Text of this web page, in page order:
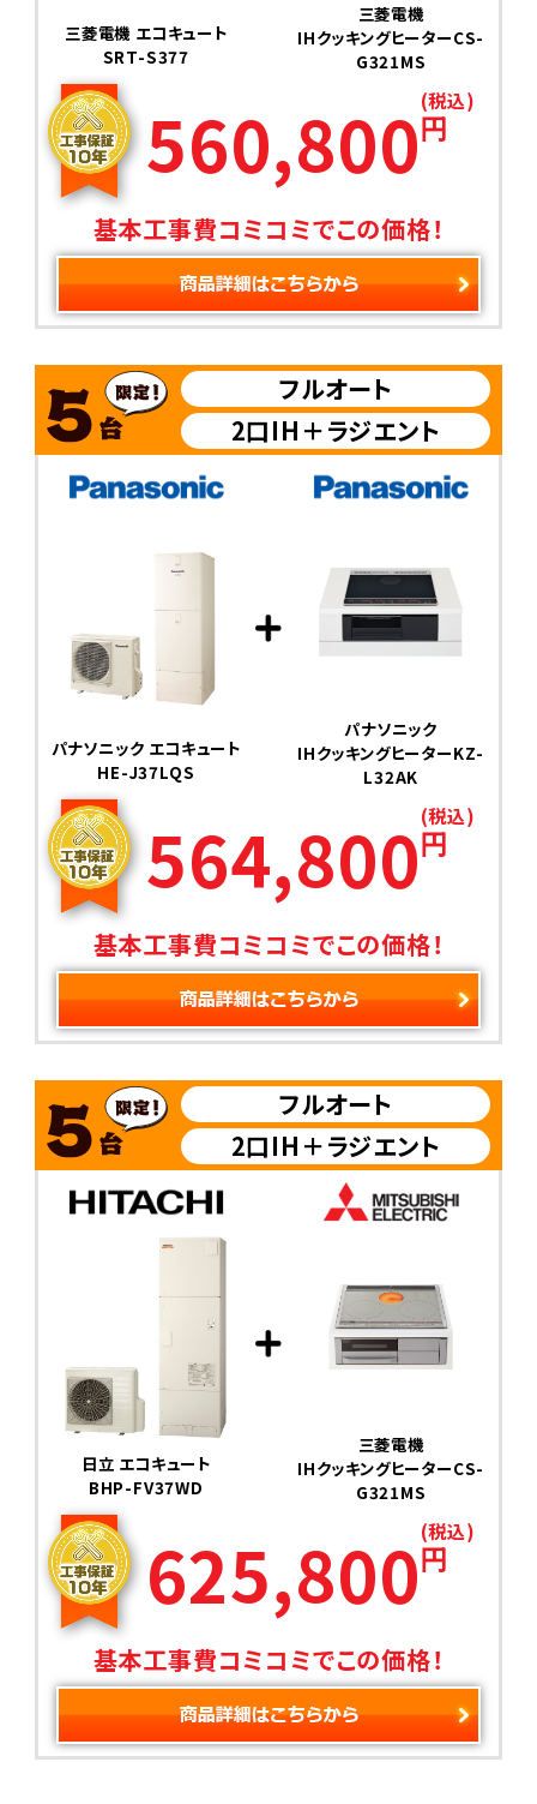
三菱電機 エコキュート
SRT-S377
三菱電機
IHクッキングヒーターCS-
G321MS
560,800円
(税込)
基本工事費コミコミでこの価格！
フルオート
2口IH＋ラジエント
パナソニック エコキュート
HE-J37LQS
パナソニック
IHクッキングヒーターKZ-
L32AK
564,800円
(税込)
基本工事費コミコミでこの価格！
フルオート
2口IH＋ラジエント
日立 エコキュート
BHP-FV37WD
三菱電機
IHクッキングヒーターCS-
G321MS
625,800円
(税込)
基本工事費コミコミでこの価格！